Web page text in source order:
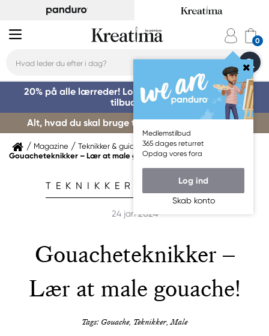
Medlemstilbud
365 dages returret
Opdag vores fora
Log ind
Skab konto
20% på alle lærreder! Log på for at benytte dig af
tilbuddet »
Alt, hvad du skal bruge til kursusstart – køb her »
Magazine
Teknikker & guides
Gouacheteknikker – Lær at male gouache!
TEKNIKKER & GUIDES
24 jan 2024
Gouacheteknikker –
Lær at male gouache!
Tags: Gouache, Teknikker, Male